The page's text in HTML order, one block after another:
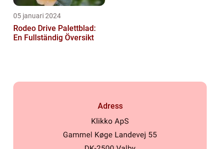
05 januari 2024
Rodeo Drive Palettblad:
En Fullständig Översikt
Adress